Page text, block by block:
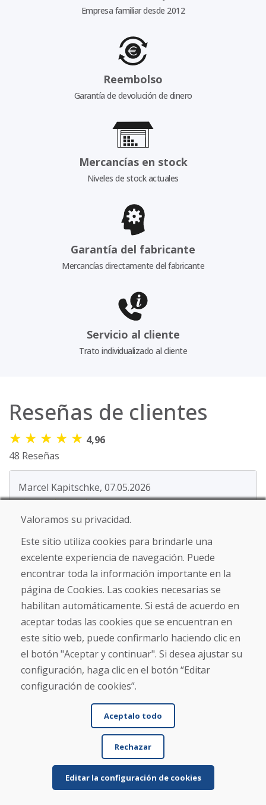
Empresa familiar desde 2012
Reembolso
Garantía de devolución de dinero
Mercancías en stock
Niveles de stock actuales
Garantía del fabricante
Mercancías directamente del fabricante
Servicio al cliente
Trato individualizado al cliente
Reseñas de clientes
★ ★ ★ ★ ★ 4,96
48 Reseñas
Marcel Kapitschke, 07.05.2026
★★★★★
Hola, estoy muy satisfecho con los esquís. Apenas
muestran signos de desgaste.
A.Greiner, 09.03.2026
★ ★★★★
Los esquís usados llegaron perfectamente
embalados en 5 días. Los pedí el fin de semana.
Valoramos su privacidad.
Este sitio utiliza cookies para brindarle una
excelente experiencia de navegación. Puede
encontrar toda la información importante en la
página de Cookies. Las cookies necesarias se
habilitan automáticamente. Si está de acuerdo en
aceptar todas las cookies que se encuentran en
este sitio web, puede confirmarlo haciendo clic en
el botón "Aceptar y continuar". Si desea ajustar su
configuración, haga clic en el botón “Editar
configuración de cookies”.
Aceptalo todo
Rechazar
Editar la configuración de cookies